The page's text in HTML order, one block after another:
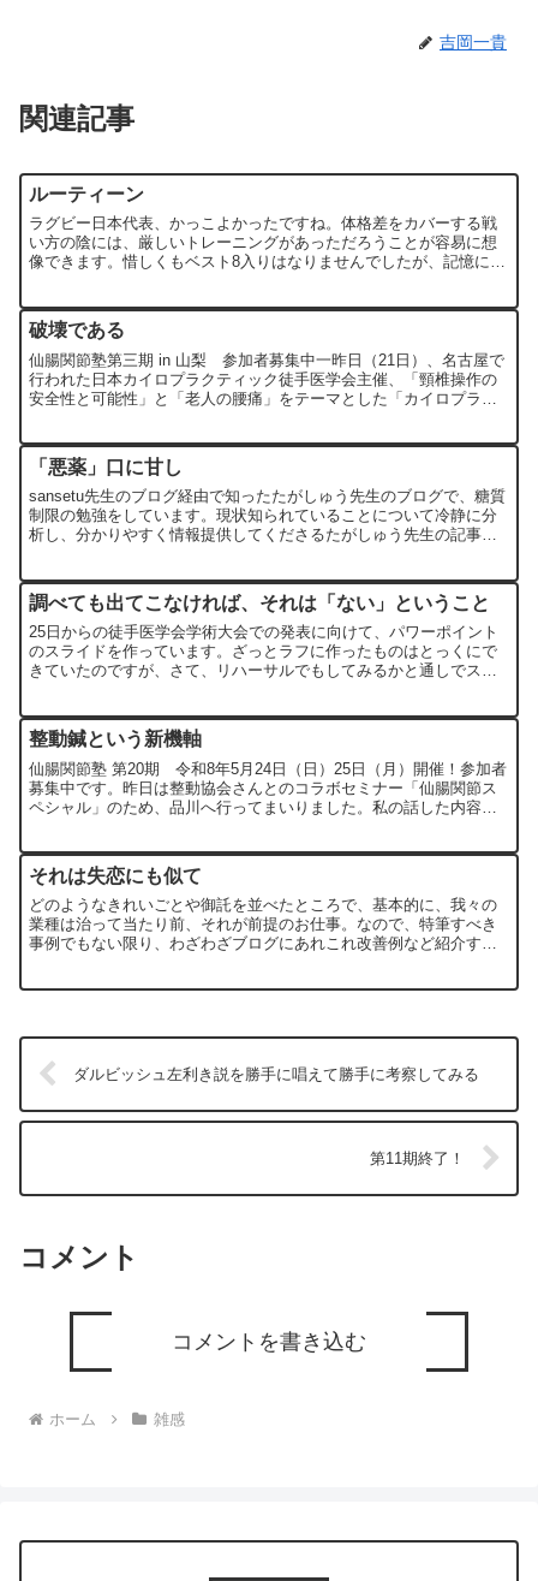
吉岡一貴
関連記事
ルーティーン
ラグビー日本代表、かっこよかったですね。体格差をカバーする戦
い方の陰には、厳しいトレーニングがあっただろうことが容易に想
像できます。惜しくもベスト8入りはなりませんでしたが、記憶に残
破壊である
仙腸関節塾第三期 in 山梨 参加者募集中一昨日（21日）、名古屋で
行われた日本カイロプラクティック徒手医学会主催、「頸椎操作の
安全性と可能性」と「老人の腰痛」をテーマとした「カイロプラク
「悪薬」口に甘し
sansetu先生のブログ経由で知ったたがしゅう先生のブログで、糖質
制限の勉強をしています。現状知られていることについて冷静に分
析し、分かりやすく情報提供してくださるたがしゅう先生の記事
調べても出てこなければ、それは「ない」ということ
25日からの徒手医学会学術大会での発表に向けて、パワーポイント
のスライドを作っています。ざっとラフに作ったものはとっくにで
きていたのですが、さて、リハーサルでもしてみるかと通しでスラ
整動鍼という新機軸
仙腸関節塾 第20期 令和8年5月24日（日）25日（月）開催！参加者
募集中です。昨日は整動協会さんとのコラボセミナー「仙腸関節ス
ペシャル」のため、品川へ行ってまいりました。私の話した内容は
それは失恋にも似て
どのようなきれいごとや御託を並べたところで、基本的に、我々の
業種は治って当たり前、それが前提のお仕事。なので、特筆すべき
事例でもない限り、わざわざブログにあれこれ改善例など紹介する
ダルビッシュ左利き説を勝手に唱えて勝手に考察してみる
第11期終了！
コメント
コメントを書き込む
ホーム 雑感